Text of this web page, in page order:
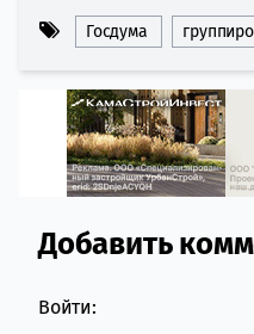
Госдума
Comment
Добавить
Войти: